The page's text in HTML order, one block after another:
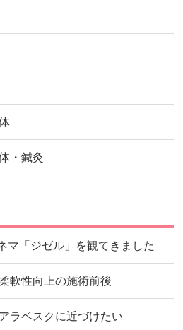
・鍼灸
マ「ジゼル」を観てきました
軟性向上の施術前後
ラベスクに近づけたい